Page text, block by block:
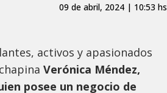
09 de abril, 2024 | 10:53 hs
activos y apasionados
Verónica Méndez,
posee un negocio de